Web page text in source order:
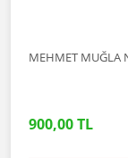
MEHMET MUĞLA
900,00 TL